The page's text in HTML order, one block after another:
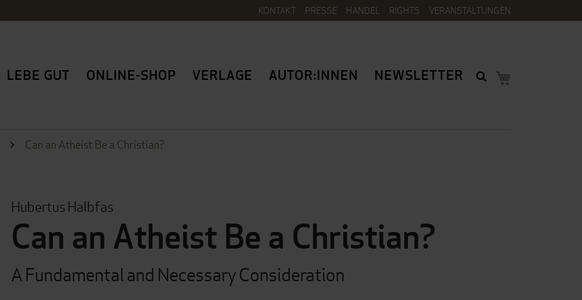
KONTAKT PRESSE HANDEL RIGHTS VERANSTALTUNGEN
LEBE GUT ONLINE-SHOP VERLAGE AUTOR:INNEN NEWSLETTER
Can an Atheist Be a Christian?
Hubertus Halbfas
Can an Atheist Be a Christian?
A Fundamental and Necessary Consideration